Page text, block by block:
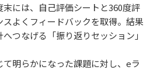
末には、自己評価シートと360度評
よくフィードバックを取得。結果
つなげる「振り返りセッション」
て明らかになった課題に対し、eラ